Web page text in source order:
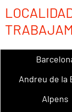
Andreu de la
Alpens